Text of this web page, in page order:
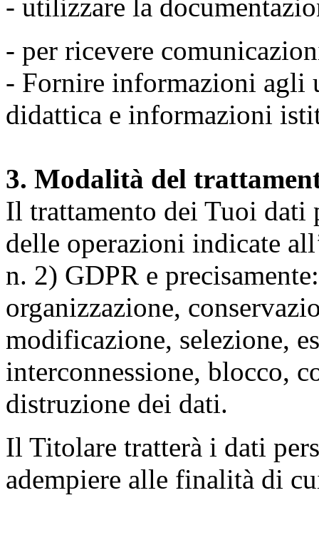
- utilizzare la
- per ricevere
- Fornire informazioni agli
didattica e informazioni
3. Modalità del
Il trattamento dei Tuoi dati
delle operazioni indicate
n. 2) GDPR e
organizzazione,
modificazione, selezione,
interconnessione, blocco,
distruzione dei dati.
Il Titolare tratterà i dati
adempiere alle finalità di